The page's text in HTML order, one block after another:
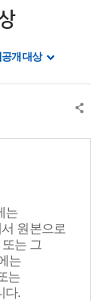
개 대상
는
원본으로
는 그
는
는
다.